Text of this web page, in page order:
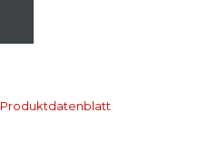
Produktdatenblatt